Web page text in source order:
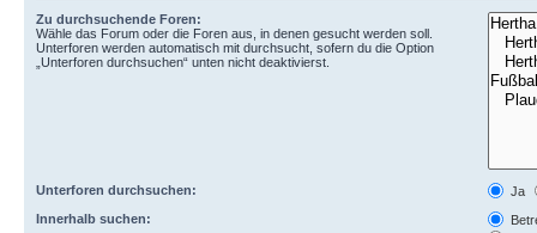
Zu durchsuchende Foren:
Wähle das Forum oder die Foren aus, in denen gesucht werden soll.
Unterforen werden automatisch mit durchsucht, sofern du die Option
„Unterforen durchsuchen“ unten nicht deaktivierst.
Unterforen durchsuchen:
Ja
Innerhalb suchen: